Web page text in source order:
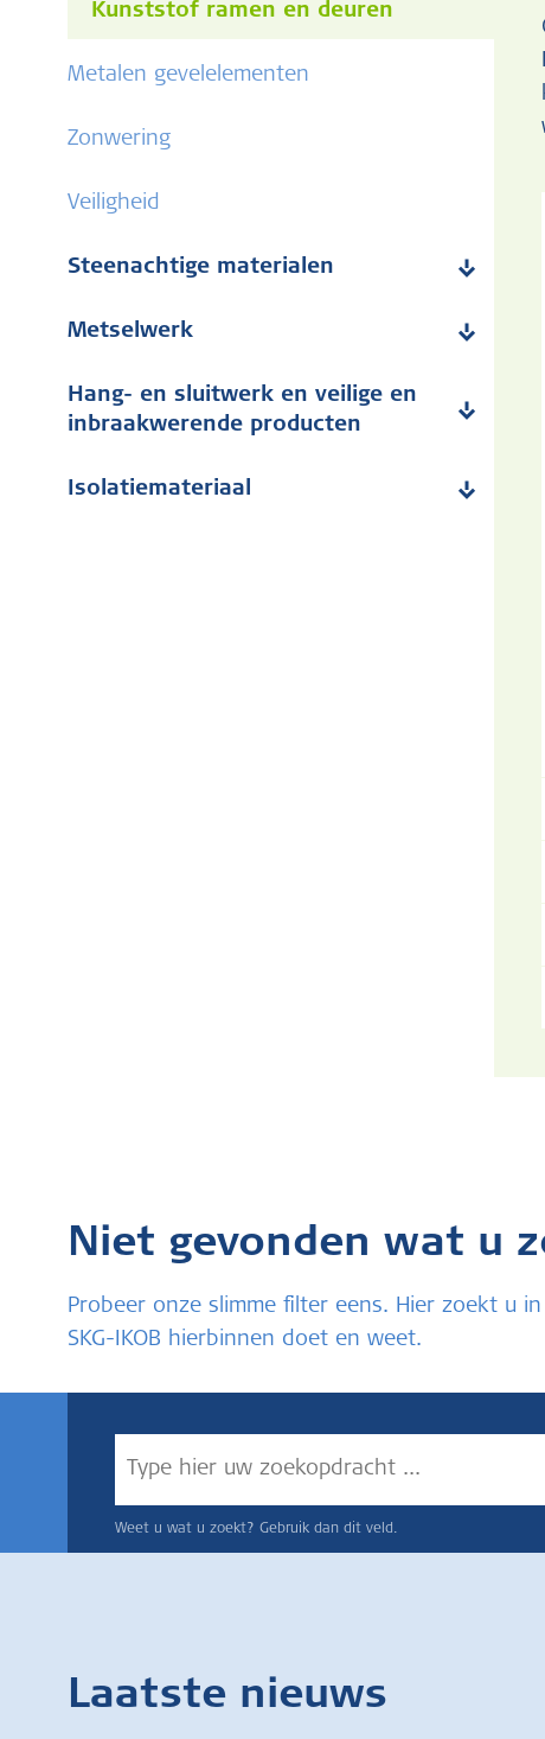
Kunststof ramen en deuren
Metalen gevelelementen
Zonwering
Veiligheid
Steenachtige materialen
Metselwerk
Hang- en sluitwerk en veilige en
inbraakwerende producten
Isolatiemateriaal
Niet gevonden wat u
Probeer onze slimme filter eens. Hier zoekt u
SKG-IKOB hierbinnen doet en weet.
Weet u wat u zoekt? Gebruik dan dit veld.
Laatste nieuws